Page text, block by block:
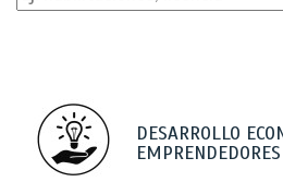
DESARROLLO
EMPRENDEDORES